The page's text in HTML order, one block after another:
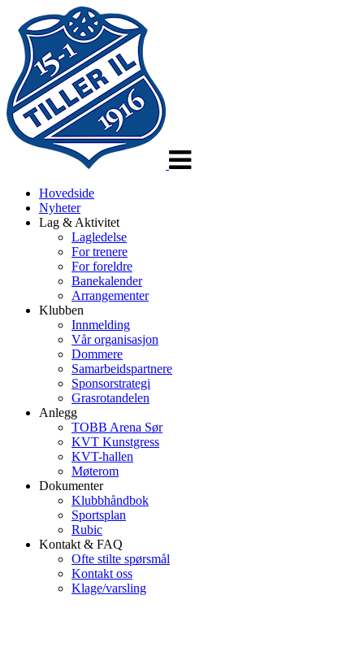
Hovedside
Nyheter
Lag & Aktivitet
Lagledelse
For trenere
For foreldre
Banekalender
Arrangementer
Klubben
Innmelding
Vår organisasjon
Dommere
Samarbeidspartnere
Sponsorstrategi
Grasrotandelen
Anlegg
TOBB Arena Sør
KVT Kunstgress
KVT-hallen
Møterom
Dokumenter
Klubbhåndbok
Sportsplan
Rubic
Kontakt & FAQ
Ofte stilte spørsmål
Kontakt oss
Klage/varsling